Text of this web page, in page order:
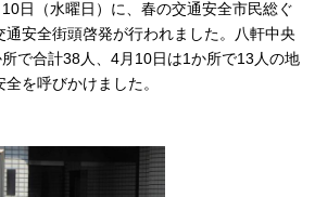
日（水曜日）に、春の交通安全市民総ぐ
通安全街頭啓発が行われました。八軒中央
で合計38人、4月10日は1か所で13人の地
を呼びかけました。